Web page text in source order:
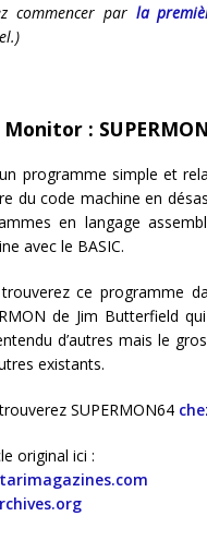
commencer par la
Monitor :
un programme simple et
du code machine en
en langage
avec le BASIC.
ce programme
de Jim Butterfield
d’autres mais le
existants.
SUPERMON64
original ici :